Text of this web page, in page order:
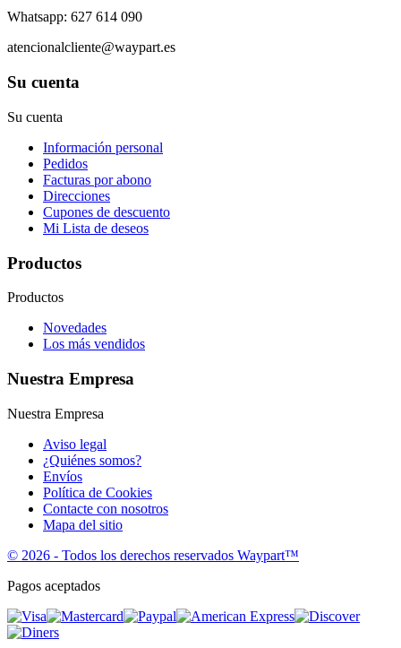
Whatsapp: 627 614 090
atencionalcliente@waypart.es
Su cuenta
Su cuenta
Información personal
Pedidos
Facturas por abono
Direcciones
Cupones de descuento
Mi Lista de deseos
Productos
Productos
Novedades
Los más vendidos
Nuestra Empresa
Nuestra Empresa
Aviso legal
¿Quiénes somos?
Envíos
Política de Cookies
Contacte con nosotros
Mapa del sitio
© 2026 - Todos los derechos reservados Waypart™
Pagos aceptados